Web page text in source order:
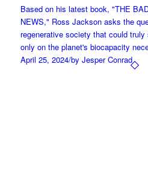
Based on his latest book, "THE
NEWS," Ross Jackson asks the
regenerative society that could
only on the planet's biocapacity
April 25, 2024/by Jesper Conrad